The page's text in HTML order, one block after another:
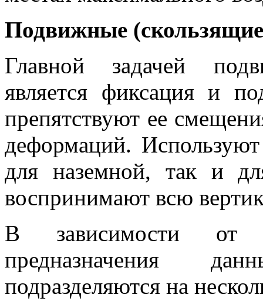
Подвижные
Главной задачей
является фиксация и
препятствуют ее
деформаций.
для наземной, так и
воспринимают всю
В зависимости от
предназначения
подразделяются на